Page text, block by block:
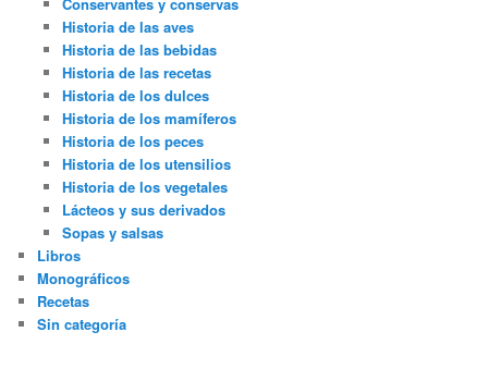
Conservantes y conservas
Historia de las aves
Historia de las bebidas
Historia de las recetas
Historia de los dulces
Historia de los mamíferos
Historia de los peces
Historia de los utensilios
Historia de los vegetales
Lácteos y sus derivados
Sopas y salsas
Libros
Monográficos
Recetas
Sin categoría